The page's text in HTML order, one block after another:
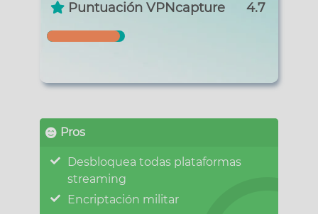
Puntuación VPNcapture 4.7
Pros
Desbloquea todas plataformas
streaming
Encriptación militar